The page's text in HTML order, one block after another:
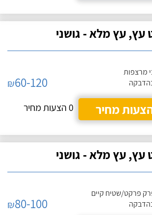
עץ מלא - גושני
מרצפות
₪60-120
מחיר
0 הצעות מחיר
עץ מלא - גושני
פרקט/שטיח קיים
₪80-100